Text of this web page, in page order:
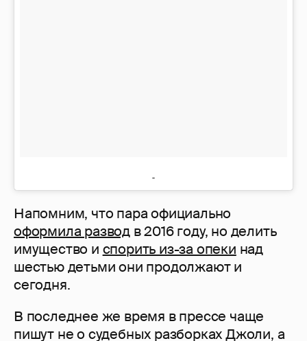
Напомним, что пара официально
оформила развод в 2016 году, но делить
имущество и спорить из-за опеки над
шестью детьми они продолжают и
сегодня.
В последнее же время в прессе чаще
пишут не о судебных разборках Джоли, а